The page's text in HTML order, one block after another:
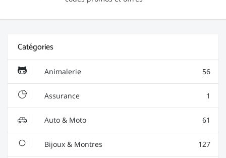
Catégories
Animalerie 56
Assurance 1
Auto & Moto 61
Bijoux & Montres 127